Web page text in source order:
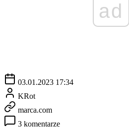
ad
03.01.2023 17:34
KRot
marca.com
3 komentarze